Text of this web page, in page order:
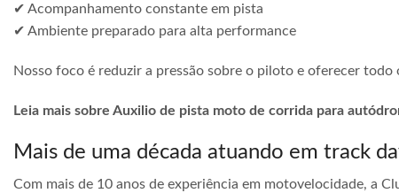
✔ Acompanhamento constante em pista
✔ Ambiente preparado para alta performance
Nosso foco é reduzir a pressão sobre o piloto e oferecer
Leia mais sobre Auxilio de pista moto de corrida para
Mais de uma década atuando em track
Com mais de 10 anos de experiência em motovelocidade, a